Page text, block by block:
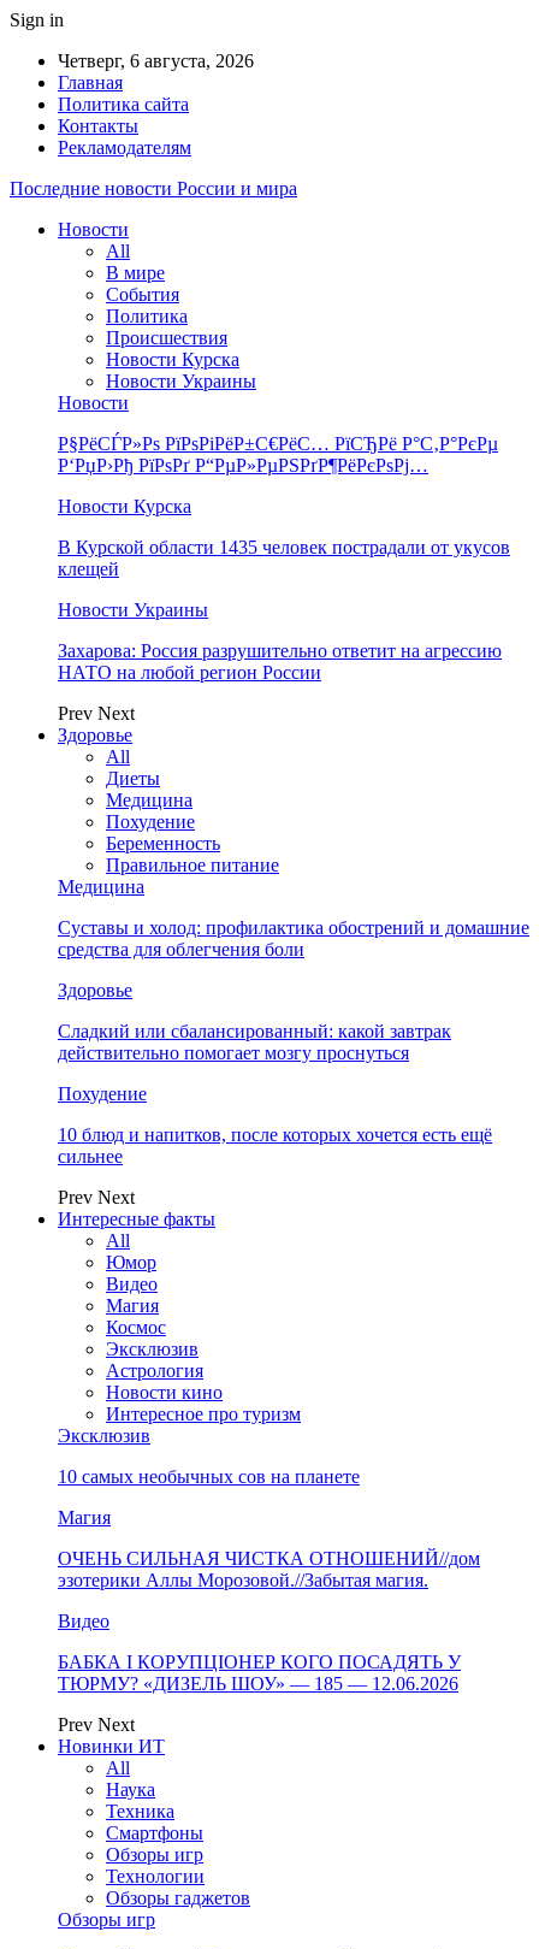
Sign in
Четверг, 6 августа, 2026
Главная
Политика сайта
Контакты
Рекламодателям
Последние новости России и мира
Новости
All
В мире
События
Политика
Происшествия
Новости Курска
Новости Украины
Новости
Р§РёСЃР»Рѕ РїРѕРіРёР±С€РёС… РїСЂРё Р°С‚Р°РєРµ
Р‘РџР›Рђ РїРѕРґ Р“РµР»РµРЅРґР¶РёРєРѕРј…
Новости Курска
В Курской области 1435 человек пострадали от укусов
клещей
Новости Украины
Захарова: Россия разрушительно ответит на агрессию
НАТО на любой регион России
Prev Next
Здоровье
All
Диеты
Медицина
Похудение
Беременность
Правильное питание
Медицина
Суставы и холод: профилактика обострений и домашние
средства для облегчения боли
Здоровье
Сладкий или сбалансированный: какой завтрак
действительно помогает мозгу проснуться
Похудение
10 блюд и напитков, после которых хочется есть ещё
сильнее
Prev Next
Интересные факты
All
Юмор
Видео
Магия
Космос
Эксклюзив
Астрология
Новости кино
Интересное про туризм
Эксклюзив
10 самых необычных сов на планете
Магия
ОЧЕНЬ СИЛЬНАЯ ЧИСТКА ОТНОШЕНИЙ//дом
эзотерики Аллы Морозовой.//Забытая магия.
Видео
БАБКА І КОРУПЦІОНЕР КОГО ПОСАДЯТЬ У
ТЮРМУ? «ДИЗЕЛЬ ШОУ» — 185 — 12.06.2026
Prev Next
Новинки ИТ
All
Наука
Техника
Смартфоны
Обзоры игр
Технологии
Обзоры гаджетов
Обзоры игр